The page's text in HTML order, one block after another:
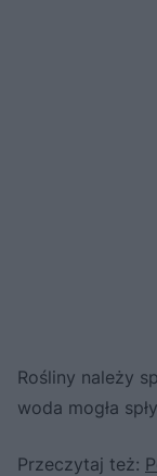
Rośliny należy
woda mogła
Przeczytaj też: